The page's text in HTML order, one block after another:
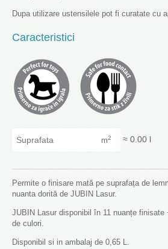
Dupa utilizare ustensilele pot fi curatate cu
Caracteristici
m2 ≈ 0.00 l
Permite o finisare mată pe suprafața de
nuanta dorită de JUBIN Lasur.
JUBIN Lasur disponibil în 11 nuanțe finisate
de culori.
Disponibil si in ambalaj de 0,65 L.